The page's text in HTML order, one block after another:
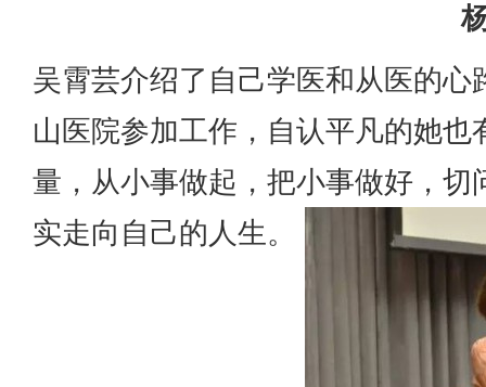
吴霄芸介绍了自己学医和从医的
山医院参加工作，自认平凡的她也
量，从小事做起，把小事做好，
实走向自己的人生。